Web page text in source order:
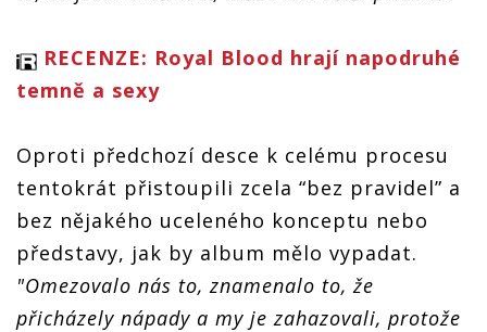
RECENZE: Royal Blood hrají napodruhé
temně a sexy
Oproti předchozí desce k celému procesu
tentokrát přistoupili zcela “bez pravidel” a
bez nějakého uceleného konceptu nebo
představy, jak by album mělo vypadat.
"Omezovalo nás to, znamenalo to, že
přicházely nápady a my je zahazovali, protože